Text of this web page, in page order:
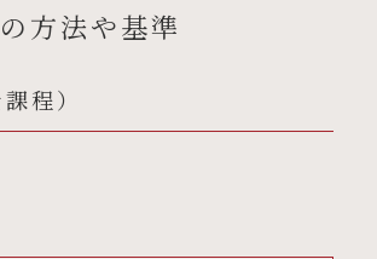
方法や基準
程）